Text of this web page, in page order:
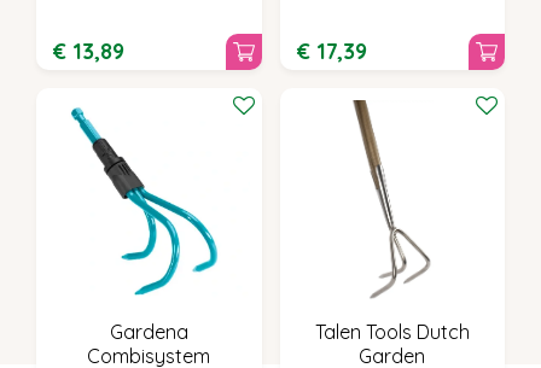
€ 13,89 € 17,39
Gardena
Combisystem
Talen Tools Dutch
Garden